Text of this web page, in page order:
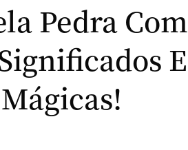
Pedra Com
E